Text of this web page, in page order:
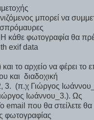
μπορεί να
κάθε φωτογραφία θα
exif data
το αρχείο να φέρει το
και διαδοχική
3. (π.χ Γιώργος
Ιωάννου_3.). Ως
email που θα στείλετε
φωτογραφίας